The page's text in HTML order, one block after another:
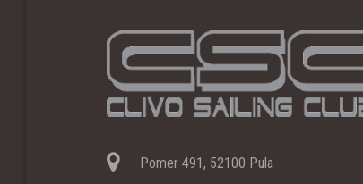
Pomer 491, 52100 Pula